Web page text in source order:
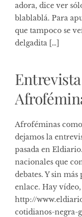
adora, dice ver
blablablá. Para
que tampoco se
delgadita […]
Afroféminas
dejamos la
pasada en
nacionales que
debates. Y sin
enlace. Hay
http://
cotidianos-negra-